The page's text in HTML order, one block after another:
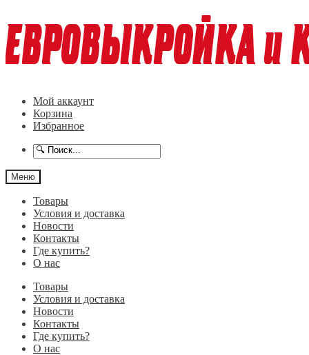
к
навигации
к
содержимому
Мой аккаунт
Корзина
Избранное
Меню
Товары
Условия и доставка
Новости
Контакты
Где купить?
О нас
Товары
Условия и доставка
Новости
Контакты
Где купить?
О нас